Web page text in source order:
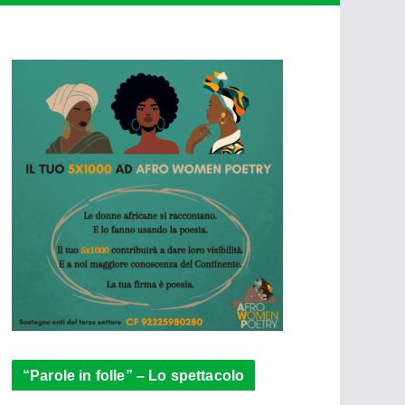
“Parole in folle” – Lo spettacolo